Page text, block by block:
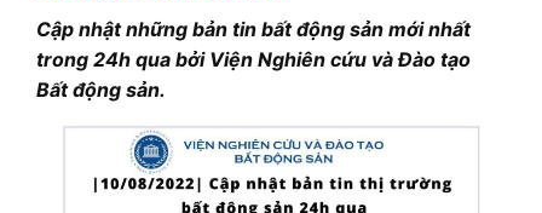
Cập nhật những bản tin bất động sản mới nhất
trong 24h qua bởi Viện Nghiên cứu và Đào tạo
Bất động sản.